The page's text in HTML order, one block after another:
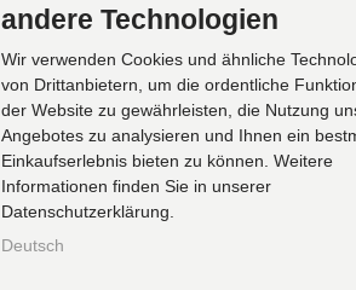
andere Technologien
Wir verwenden Cookies und ähnliche
von Drittanbietern, um die ordentliche
der Website zu gewährleisten, die Nutzung
Angebotes zu analysieren und Ihnen ein
Einkaufserlebnis bieten zu können. Weitere
Informationen finden Sie in unserer
Datenschutzerklärung.
Deutsch